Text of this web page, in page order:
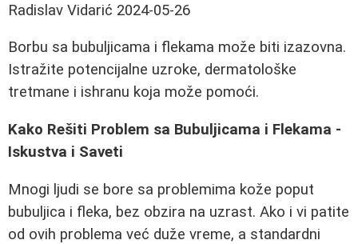
Radislav Vidarić 2024-05-26
Borbu sa bubuljicama i flekama može biti izazovna.
Istražite potencijalne uzroke, dermatološke
tretmane i ishranu koja može pomoći.
Kako Rešiti Problem sa Bubuljicama i Flekama -
Iskustva i Saveti
Mnogi ljudi se bore sa problemima kože poput
bubuljica i fleka, bez obzira na uzrast. Ako i vi patite
od ovih problema već duže vreme, a standardni